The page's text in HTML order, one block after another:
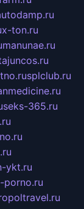
x-ton.ru
manunae.ru
splclub.ru
seks-365.ru
ykt.ru
porno.ru